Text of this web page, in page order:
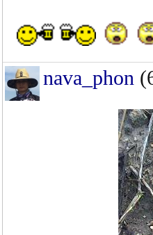
nava_phon